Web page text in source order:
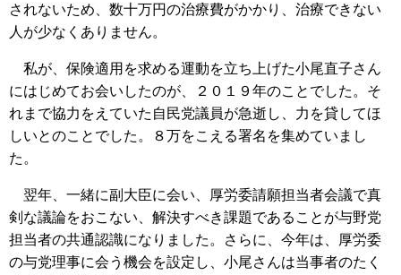
されないため、数十万円の治療費がかかり、治療できない
人が少なくありません。
私が、保険適用を求める運動を立ち上げた小尾直子さん
にはじめてお会いしたのが、２０１９年のことでした。そ
れまで協力をえていた自民党議員が急逝し、力を貸してほ
しいとのことでした。８万をこえる署名を集めていまし
た。
翌年、一緒に副大臣に会い、厚労委請願担当者会議で真
剣な議論をおこない、解決すべき課題であることが与野党
担当者の共通認識になりました。さらに、今年は、厚労委
の与党理事に会う機会を設定し、小尾さんは当事者のたく